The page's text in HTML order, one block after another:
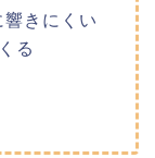
きにくい
る